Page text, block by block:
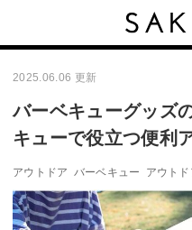
2025.06.06 更新
バーベキューグッズ
キューで役立つ便利
アウトドア バーベキュー アウト